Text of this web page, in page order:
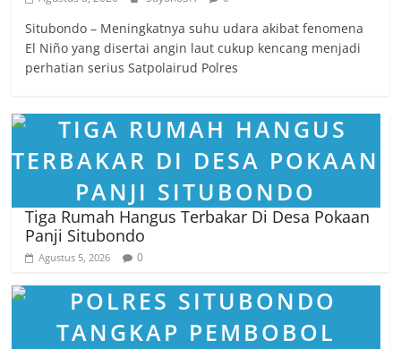
Situbondo – Meningkatnya suhu udara akibat fenomena
El Niño yang disertai angin laut cukup kencang menjadi
perhatian serius Satpolairud Polres
Tiga Rumah Hangus Terbakar Di Desa Pokaan
Panji Situbondo
Agustus 5, 2026 0